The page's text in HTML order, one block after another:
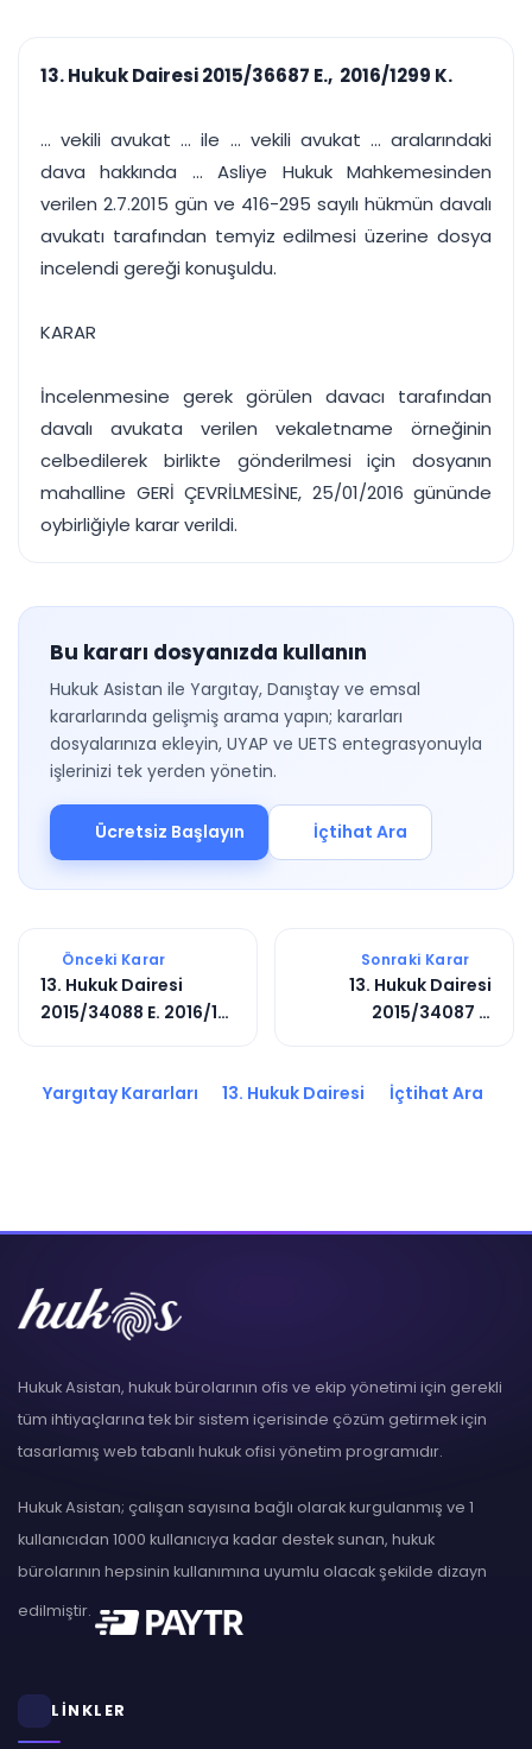
Duruşma ve görev
takvimi
Bildirim
takibi
rapor
Tek panelde uçtan uca yönetim
UYAP & UETS entegrasyonundan finansa, hepsi bir arada.
Tüm özellikleri inceleyin
13. Hukuk Dairesi 2015/36687 E., 2016/1299 K.
... vekili avukat ... ile ... vekili avukat ... aralarındaki
dava hakkında ... Asliye Hukuk Mahkemesinden
verilen 2.7.2015 gün ve 416-295 sayılı hükmün davalı
avukatı tarafından temyiz edilmesi üzerine dosya
incelendi gereği konuşuldu.
KARAR
İncelenmesine gerek görülen davacı tarafından
davalı avukata verilen vekaletname örneğinin
celbedilerek birlikte gönderilmesi için dosyanın
mahalline GERİ ÇEVRİLMESİNE, 25/01/2016 gününde
oybirliğiyle karar verildi.
Bu kararı dosyanızda kullanın
Hukuk Asistan ile Yargıtay, Danıştay ve emsal
kararlarında gelişmiş arama yapın; kararları
dosyalarınıza ekleyin, UYAP ve UETS entegrasyonuyla
işlerinizi tek yerden yönetin.
Ücretsiz Başlayın İçtihat Ara
Önceki Karar
13. Hukuk Dairesi
2015/34088 E. 2016/10
Sonraki Karar
13. Hukuk Dairesi
2015/34087 E.
Yargıtay Kararları 13. Hukuk Dairesi İçtihat Ara
Hukuk Asistan, hukuk bürolarının ofis ve ekip yönetimi için gerekli
tüm ihtiyaçlarına tek bir sistem içerisinde çözüm getirmek için
tasarlamış web tabanlı hukuk ofisi yönetim programıdır.
Hukuk Asistan; çalışan sayısına bağlı olarak kurgulanmış ve 1
kullanıcıdan 1000 kullanıcıya kadar destek sunan, hukuk
bürolarının hepsinin kullanımına uyumlu olacak şekilde dizayn
edilmiştir.
LİNKLER